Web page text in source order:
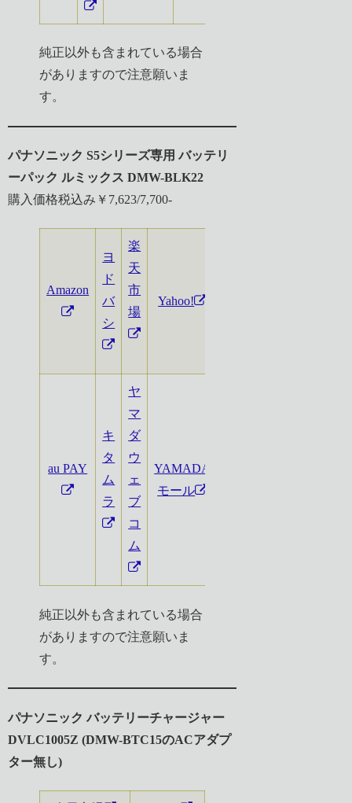
純正以外も含まれている場合
がありますので注意願いま
す。
パナソニック S5シリーズ専用 バッテリ
ーパック ルミックス DMW-BLK22
購入価格税込み￥7,623/7,700-
Amazon
ヨ
ド
バ
シ
楽
天
市
場
Yahoo!
au PAY
キ
タ
ム
ラ
ヤ
マ
ダ
ウ
ェ
ブ
コ
ム
YAMADA
モール
純正以外も含まれている場合
がありますので注意願いま
す。
パナソニック バッテリーチャージャー
DVLC1005Z (DMW-BTC15のACアダプ
ター無し)